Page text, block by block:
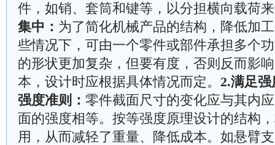
件，如销、套筒和键等，以分担横向载荷
集中： 为了简化机械产品的结构，降低加
些情况下，可由一个零件或部件承担多个
的形状更加复杂，但要有度，否则反而影
本，设计时应根据具体情况而定。 2.满足
强度准则： 零件截面尺寸的变化应与其内
面的强度相等。按等强度原理设计的结构
用，从而减轻了重量、降低成本。如悬臂